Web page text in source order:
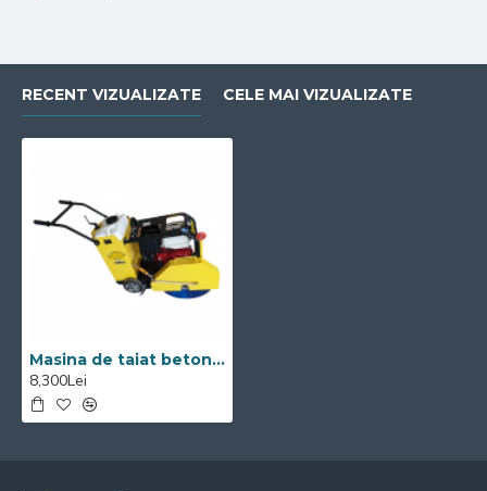
RECENT VIZUALIZATE CELE MAI VIZUALIZATE
Masina de taiat beton Visoli DSF-500
8,300Lei